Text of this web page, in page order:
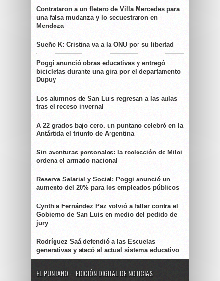
Contrataron a un fletero de Villa Mercedes para
una falsa mudanza y lo secuestraron en
Mendoza
Sueño K: Cristina va a la ONU por su libertad
Poggi anunció obras educativas y entregó
bicicletas durante una gira por el departamento
Dupuy
Los alumnos de San Luis regresan a las aulas
tras el receso invernal
A 22 grados bajo cero, un puntano celebró en la
Antártida el triunfo de Argentina
Sin aventuras personales: la reelección de Milei
ordena el armado nacional
Reserva Salarial y Social: Poggi anunció un
aumento del 20% para los empleados públicos
Cynthia Fernández Paz volvió a fallar contra el
Gobierno de San Luis en medio del pedido de
jury
Rodríguez Saá defendió a las Escuelas
generativas y atacó al actual sistema educativo
EL PUNTANO – EDICIÓN DIGITAL DE NOTICIAS